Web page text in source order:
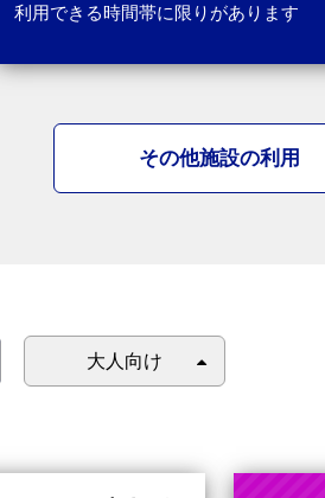
利用できる時間帯に限りがあります
その他施設の利用
大人向け